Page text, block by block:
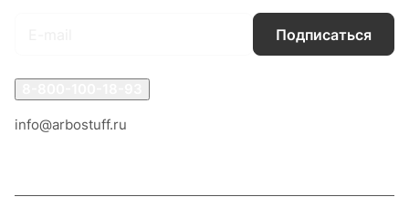
Подписаться
info@arbostuff.ru